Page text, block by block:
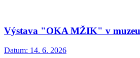
Výstava "OKA MŽIK" v muzeu
Datum: 14. 6. 2026